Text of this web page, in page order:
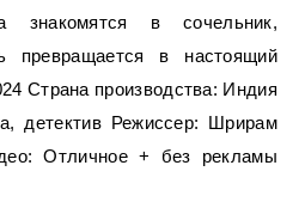
превращается в настоящий
Страна производства: Индия
детектив Режиссер: Шрирам
Отличное + без рекламы